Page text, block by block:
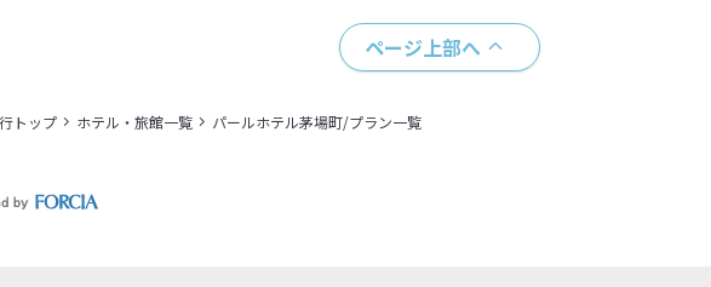
ページ上部へ
トップ ホテル・旅館一覧 パールホテル茅場町/プラン一覧